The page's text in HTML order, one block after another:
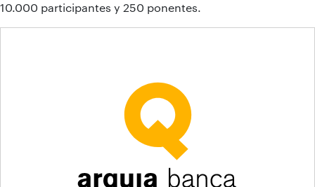
10.000 participantes y 250 ponentes.